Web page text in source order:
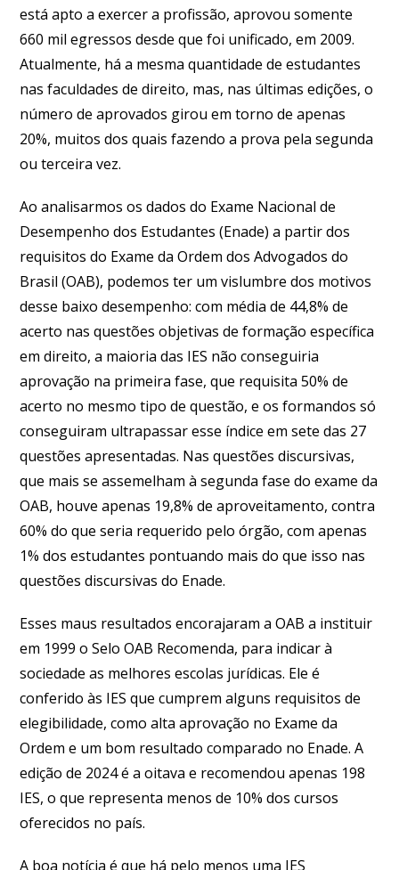
está apto a exercer a profissão, aprovou somente
660 mil egressos desde que foi unificado, em 2009.
Atualmente, há a mesma quantidade de estudantes
nas faculdades de direito, mas, nas últimas edições, o
número de aprovados girou em torno de apenas
20%, muitos dos quais fazendo a prova pela segunda
ou terceira vez.
Ao analisarmos os dados do Exame Nacional de
Desempenho dos Estudantes (Enade) a partir dos
requisitos do Exame da Ordem dos Advogados do
Brasil (OAB), podemos ter um vislumbre dos motivos
desse baixo desempenho: com média de 44,8% de
acerto nas questões objetivas de formação específica
em direito, a maioria das IES não conseguiria
aprovação na primeira fase, que requisita 50% de
acerto no mesmo tipo de questão, e os formandos só
conseguiram ultrapassar esse índice em sete das 27
questões apresentadas. Nas questões discursivas,
que mais se assemelham à segunda fase do exame da
OAB, houve apenas 19,8% de aproveitamento, contra
60% do que seria requerido pelo órgão, com apenas
1% dos estudantes pontuando mais do que isso nas
questões discursivas do Enade.
Esses maus resultados encorajaram a OAB a instituir
em 1999 o Selo OAB Recomenda, para indicar à
sociedade as melhores escolas jurídicas. Ele é
conferido às IES que cumprem alguns requisitos de
elegibilidade, como alta aprovação no Exame da
Ordem e um bom resultado comparado no Enade. A
edição de 2024 é a oitava e recomendou apenas 198
IES, o que representa menos de 10% dos cursos
oferecidos no país.
A boa notícia é que há pelo menos uma IES